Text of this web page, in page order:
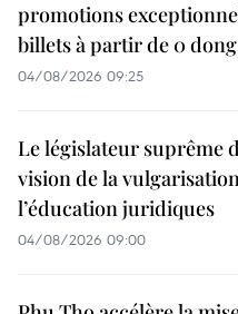
promotions
billets à partir de 0 dong
04/08/2026 09:25
Le législateur suprême
vision de la
l’éducation juridiques
04/08/2026 09:00